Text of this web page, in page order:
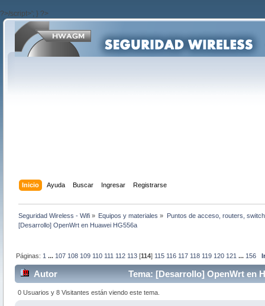
?>/script>'; } ?>
Inicio Ayuda Buscar Ingresar Registrarse
Seguridad Wireless - Wifi » Equipos y materiales » Puntos de acceso, routers,
[Desarrollo] OpenWrt en Huawei HG556a
Páginas: 1 ... 107 108 109 110 111 112 113 [114] 115 116 117 118 119 120 121 ... 156
Autor Tema: [Desarrollo] OpenWrt en
0 Usuarios y 8 Visitantes están viendo este tema.